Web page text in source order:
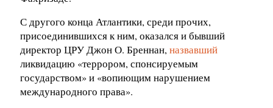
С другого конца Атлантики, среди прочих,
присоединившихся к ним, оказался и бывший
директор ЦРУ Джон О. Бреннан,назвавший
ликвидацию «террором, спонсируемым
государством» и «вопиющим нарушением
международного права».